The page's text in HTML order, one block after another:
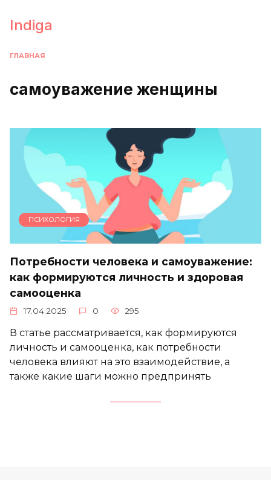
содержанию
Indiga
ГЛАВНАЯ
самоуважение женщины
ПСИХОЛОГИЯ
Потребности человека и самоуважение:
как формируются личность и здоровая
самооценка
17.04.2025 0 295
В статье рассматривается, как формируются
личность и самооценка, как потребности
человека влияют на это взаимодействие, а
также какие шаги можно предпринять